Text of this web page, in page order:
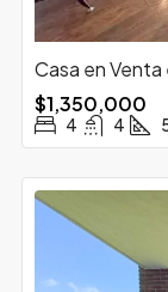
Casa en Venta
$1,350,000
4 4